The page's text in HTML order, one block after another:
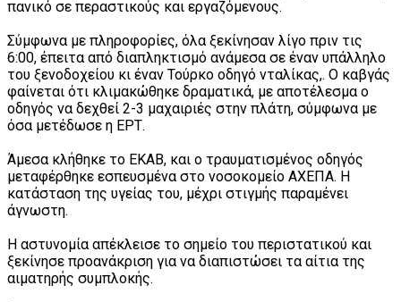
πανικό σε περαστικούς και εργαζόμενους.
Σύμφωνα με πληροφορίες, όλα ξεκίνησαν λίγο πριν τις
6:00, έπειτα από διαπληκτισμό ανάμεσα σε έναν υπάλληλο
του ξενοδοχείου κι έναν Τούρκο οδηγό νταλίκας,. Ο καβγάς
φαίνεται ότι κλιμακώθηκε δραματικά, με αποτέλεσμα ο
οδηγός να δεχθεί 2-3 μαχαιριές στην πλάτη, σύμφωνα με
όσα μετέδωσε η ΕΡΤ.
Άμεσα κλήθηκε το ΕΚΑΒ, και ο τραυματισμένος οδηγός
μεταφέρθηκε εσπευσμένα στο νοσοκομείο ΑΧΕΠΑ. Η
κατάσταση της υγείας του, μέχρι στιγμής παραμένει
άγνωστη.
Η αστυνομία απέκλεισε το σημείο του περιστατικού και
ξεκίνησε προανάκριση για να διαπιστώσει τα αίτια της
αιματηρής συμπλοκής.